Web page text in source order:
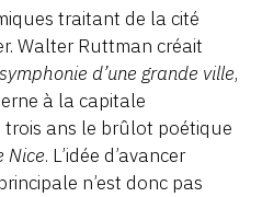
traitant de la cité
Walter Ruttman créait
d’une grande ville,
à la capitale
ans le brûlot poétique
Nice. L’idée d’avancer
n’est donc pas